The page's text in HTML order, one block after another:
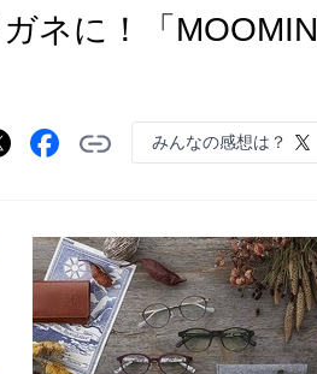
ネに！「MOOMIN
みんなの感想は？